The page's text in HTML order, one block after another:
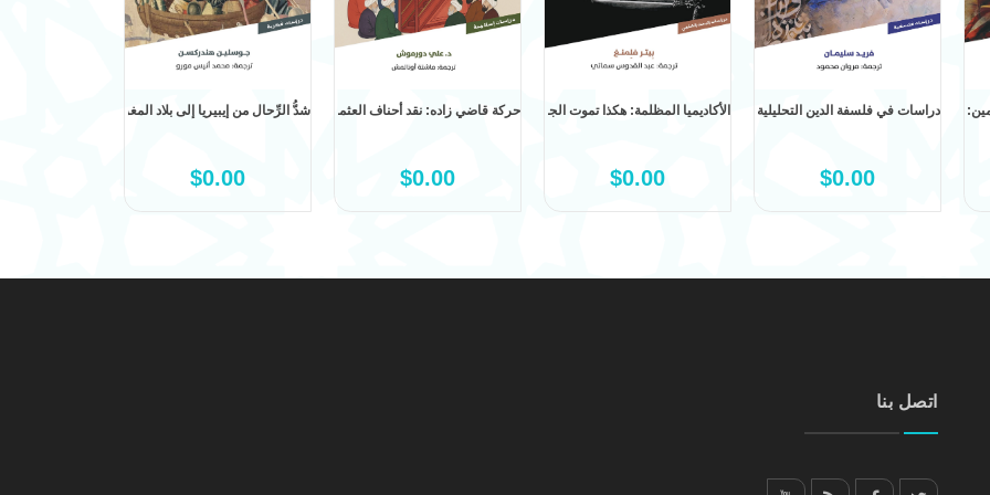
شدُّ الرِّحال من إيبيريا إلى بلاد المغرب: فتاوى الفقهاء
$0.00
حركة قاضي زاده: نقد أحناف العثمانيين للحنفية
$0.00
الأكاديميا المظلمة: هكذا تموت الجامعات
$0.00
دراسات في فلسفة الدين التحليلية: فتغنشتاين، علم الأخلاق، النحو، والفلسفة الإسلامية
$0.00
للخطابي (ت: 388هــ)؛ دراسة لأقدم مصدر تراثي ناقد لعلم الكلام
اتصل بنا